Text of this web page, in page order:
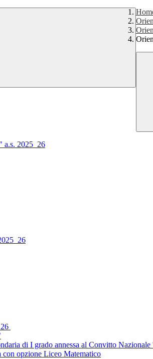
a.s. 2025_26
di I grado annessa al Convitto
con opzione Liceo Matematico